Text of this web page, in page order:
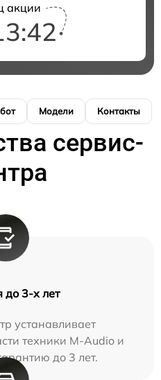
акции
Модели Контакты
сервис-
до 3-х лет
устанавливает
техники M-Audio и
до 3 лет.